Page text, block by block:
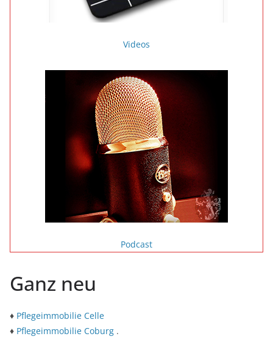
Videos
Podcast
Ganz neu
♦ Pflegeimmobilie Celle
♦ Pflegeimmobilie Coburg .